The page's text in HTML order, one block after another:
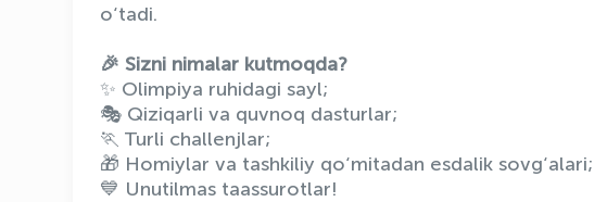
o‘tadi.
🎉 Sizni nimalar kutmoqda?
✨ Olimpiya ruhidagi sayl;
🎭 Qiziqarli va quvnoq dasturlar;
🏃 Turli challenjlar;
🎁 Homiylar va tashkiliy qo‘mitadan esdalik sovg‘alari;
💙 Unutilmas taassurotlar!